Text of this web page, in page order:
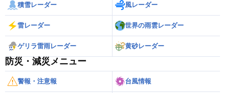
積雪レーダー 風レーダー
雷レーダー 世界の雨雲レーダー
ゲリラ雷雨レーダー 黄砂レーダー
防災・減災メニュー
警報・注意報 台風情報